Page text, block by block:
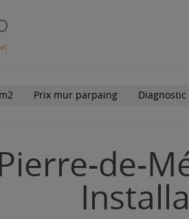
Prix mur parpaing
de-